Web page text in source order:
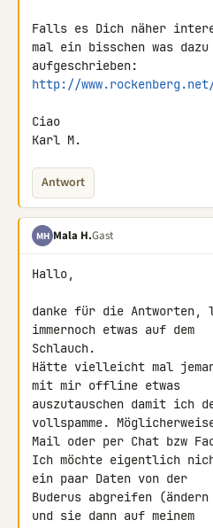
Falls es Dich näher
mal ein bisschen was dazu
http://
Ciao
Karl M.
Antwort
MH Mala H.Gast
Hallo,
danke für die
immernoch etwas auf dem
Schlauch.
Hätte vielleicht mal
mit mir offline etwas
auszutauschen damit ich
vollspamme.
Mail oder per Chat bzw
Ich möchte eigentlich
ein paar Daten von der
Buderus abgreifen
und sie dann auf meinem